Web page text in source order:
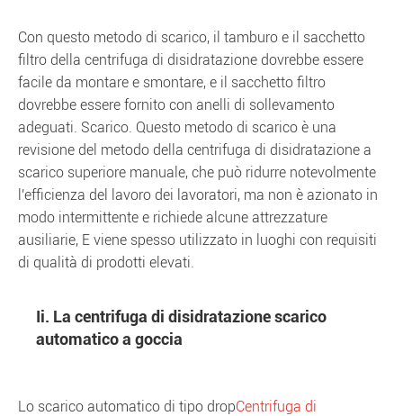
Con questo metodo di scarico, il tamburo e il sacchetto
filtro della centrifuga di disidratazione dovrebbe essere
facile da montare e smontare, e il sacchetto filtro
dovrebbe essere fornito con anelli di sollevamento
adeguati. Scarico. Questo metodo di scarico è una
revisione del metodo della centrifuga di disidratazione a
scarico superiore manuale, che può ridurre notevolmente
l'efficienza del lavoro dei lavoratori, ma non è azionato in
modo intermittente e richiede alcune attrezzature
ausiliarie, E viene spesso utilizzato in luoghi con requisiti
di qualità di prodotti elevati.
Ii. La centrifuga di disidratazione scarico
automatico a goccia
Lo scarico automatico di tipo dropCentrifuga di